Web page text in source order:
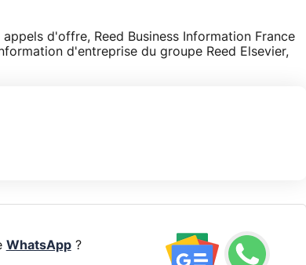
d'offre, Reed Business Information France
d'entreprise du groupe Reed Elsevier,
WhatsApp?